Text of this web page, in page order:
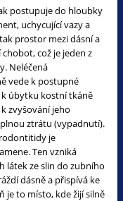
postupuje do hloubky
uchycující vazy a
prostor mezi dásní a
což je jeden z
Neléčená
vede k postupné
úbytku kostní tkáně
zvyšování jeho
ztrátu (vypadnutí).
je
Ten vzniká
látek ze slin do zubního
dásně a přispívá ke
je to místo, kde žijí silně